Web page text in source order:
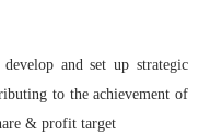
and set up strategic
to the achievement of
& profit target